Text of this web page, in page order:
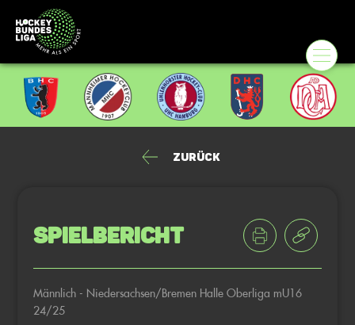
Zurück
Spielbericht
Männlich - Niedersachsen/Bremen Halle Oberliga mU16
24/25